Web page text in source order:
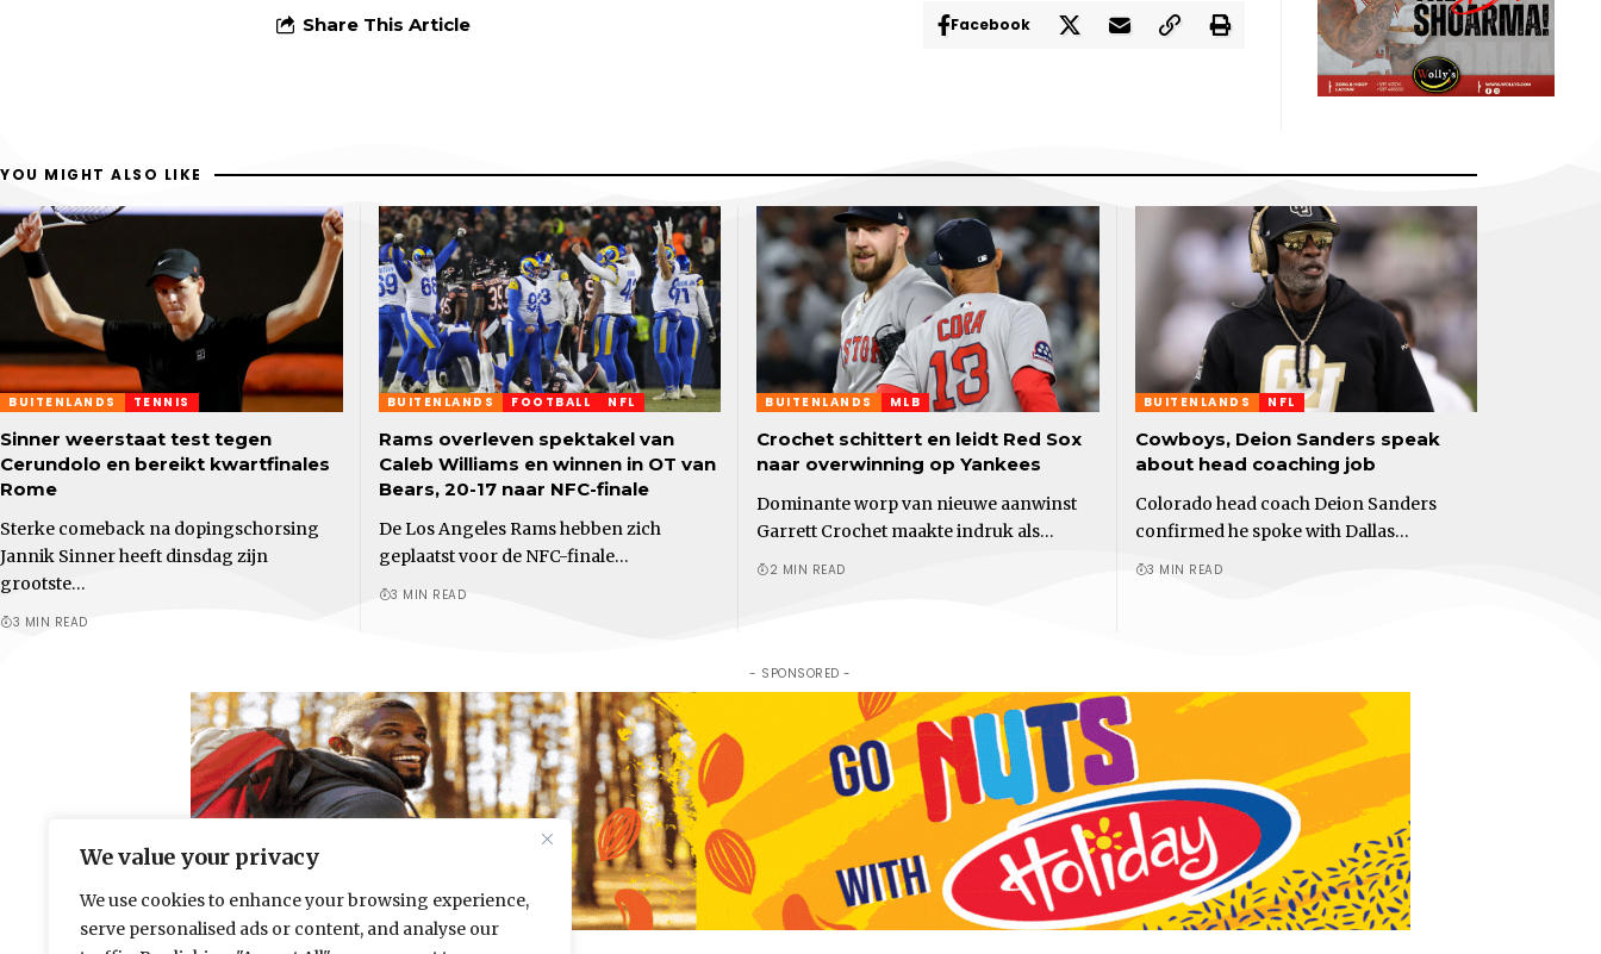
We value your privacy
We use cookies to enhance your browsing experience,
serve personalised ads or content, and analyse our
Share This Article Facebook
YOU MIGHT ALSO LIKE
BUITENLANDS TENNIS
Sinner weerstaat test tegen
Cerundolo en bereikt kwartfinales
Rome
Sterke comeback na dopingschorsing
Jannik Sinner heeft dinsdag zijn
grootste…
3 MIN READ
BUITENLANDS FOOTBALL NFL
Rams overleven spektakel van
Caleb Williams en winnen in OT van
Bears, 20-17 naar NFC-finale
De Los Angeles Rams hebben zich
geplaatst voor de NFC-finale…
3 MIN READ
BUITENLANDS MLB
Crochet schittert en leidt Red Sox
naar overwinning op Yankees
Dominante worp van nieuwe aanwinst
Garrett Crochet maakte indruk als…
2 MIN READ
BUITENLANDS NFL
Cowboys, Deion Sanders speak
about head coaching job
Colorado head coach Deion Sanders
confirmed he spoke with Dallas…
3 MIN READ
- SPONSORED -